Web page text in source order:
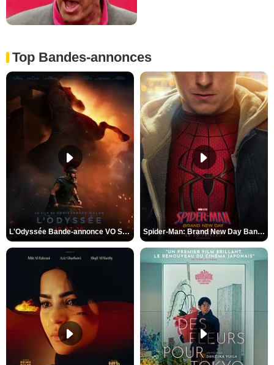
Top Bandes-annonces
L'Odyssée Bande-annonce VO STFR Spider-Man: Brand New Day Bande-annonce VO STFR